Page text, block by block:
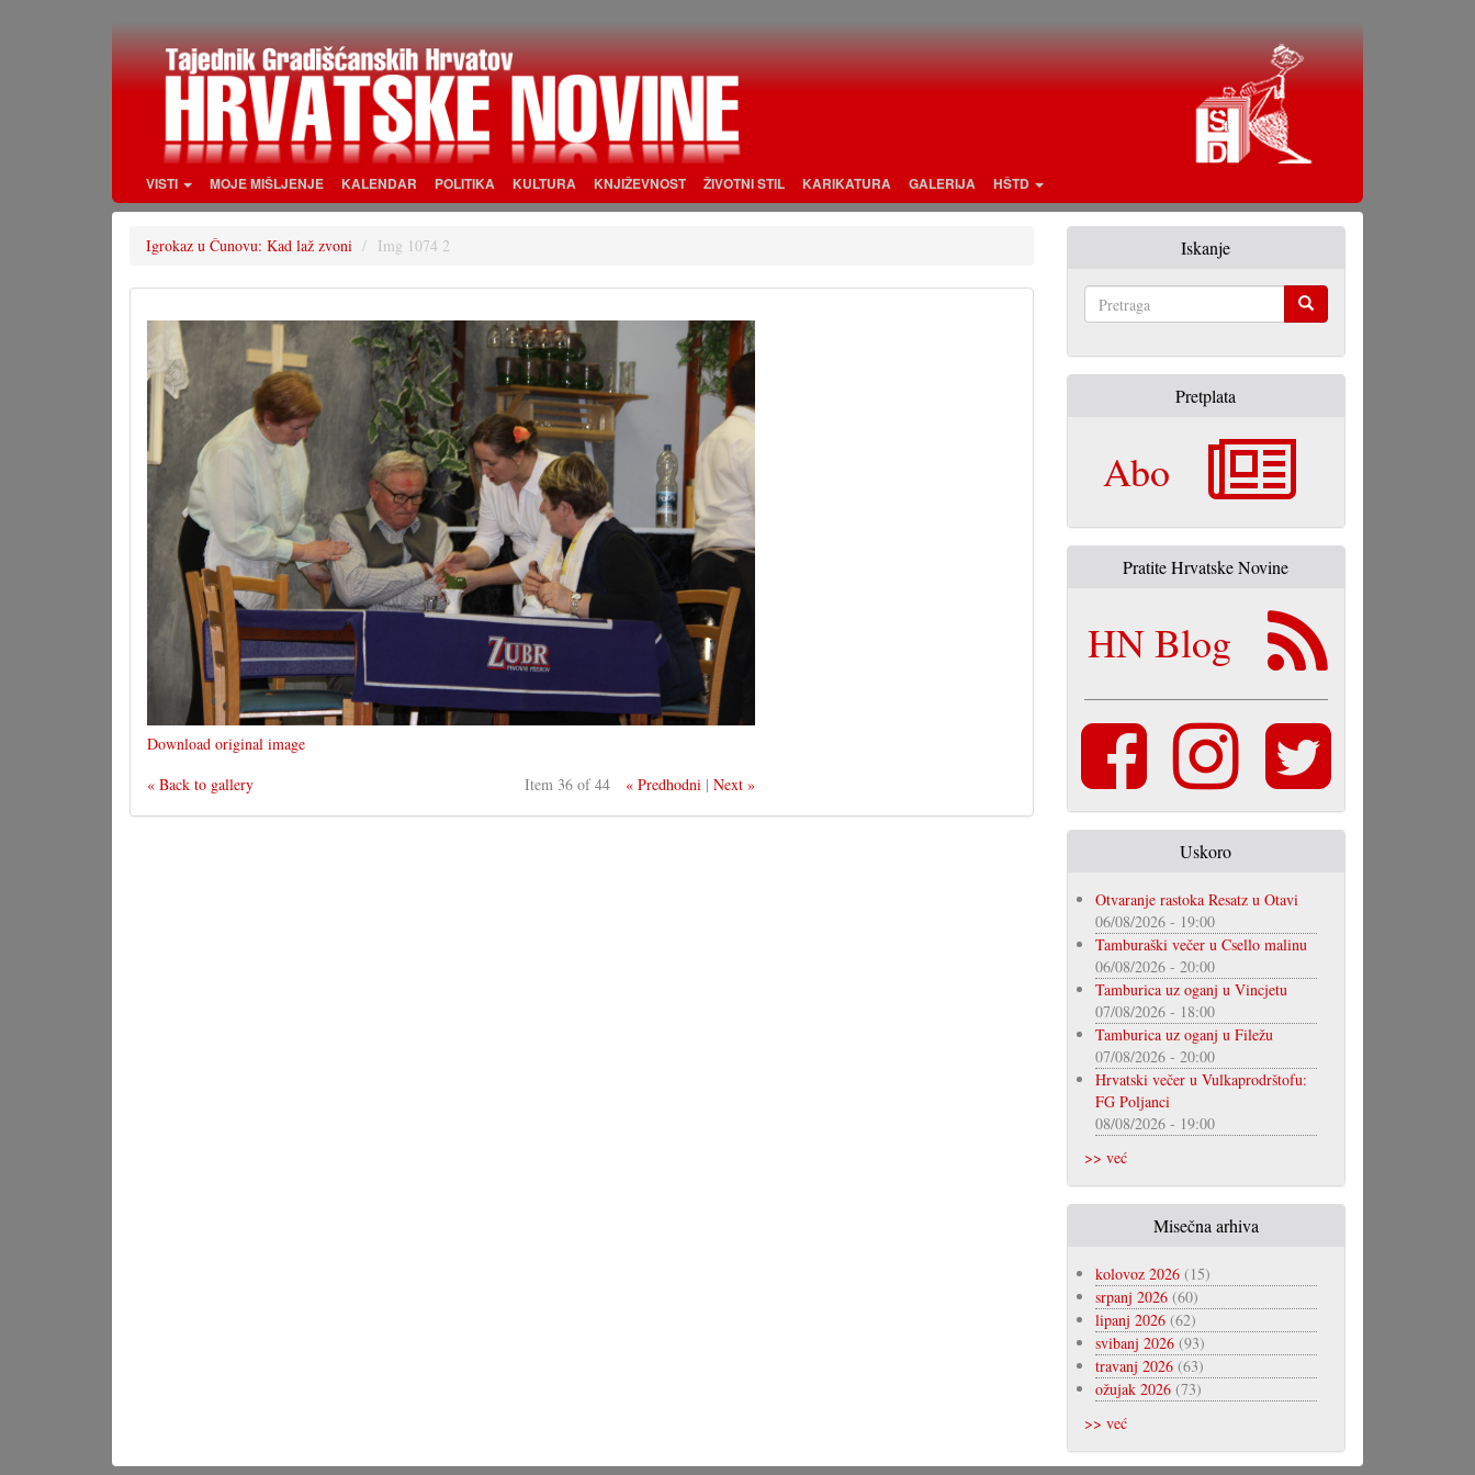
VISTI MOJE MIŠLJENJE KALENDAR POLITIKA KULTURA KNJIŽEVNOST ŽIVOTNI STIL KARIKATURA GALERIJA HŠTD
Igrokaz u Čunovu: Kad laž zvoni Img 1074 2
Download original image
« Back to gallery
Item 36 of 44 « Predhodni |Next »
Iskanje
Pretplata
Abo
Pratite Hrvatske Novine
HN Blog
Uskoro
Otvaranje rastoka Resatz u Otavi
06/08/2026 - 19:00
Tamburaški večer u Csello malinu
06/08/2026 - 20:00
Tamburica uz oganj u Vincjetu
07/08/2026 - 18:00
Tamburica uz oganj u Filežu
07/08/2026 - 20:00
Hrvatski večer u Vulkaprodrštofu:
FG Poljanci
08/08/2026 - 19:00
>> već
Misečna arhiva
kolovoz 2026(15)
srpanj 2026(60)
lipanj 2026(62)
svibanj 2026(93)
travanj 2026(63)
ožujak 2026(73)
>> već